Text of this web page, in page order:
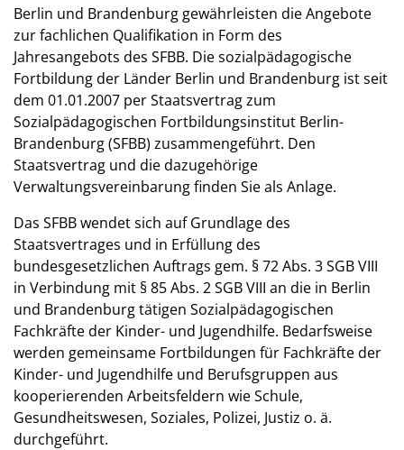
Berlin und Brandenburg gewährleisten die Angebote
zur fachlichen Qualifikation in Form des
Jahresangebots des SFBB. Die sozialpädagogische
Fortbildung der Länder Berlin und Brandenburg ist seit
dem 01.01.2007 per Staatsvertrag zum
Sozialpädagogischen Fortbildungsinstitut Berlin-
Brandenburg (SFBB) zusammengeführt. Den
Staatsvertrag und die dazugehörige
Verwaltungsvereinbarung finden Sie als Anlage.
Das SFBB wendet sich auf Grundlage des
Staatsvertrages und in Erfüllung des
bundesgesetzlichen Auftrags gem. § 72 Abs. 3 SGB VIII
in Verbindung mit § 85 Abs. 2 SGB VIII an die in Berlin
und Brandenburg tätigen Sozialpädagogischen
Fachkräfte der Kinder- und Jugendhilfe. Bedarfsweise
werden gemeinsame Fortbildungen für Fachkräfte der
Kinder- und Jugendhilfe und Berufsgruppen aus
kooperierenden Arbeitsfeldern wie Schule,
Gesundheitswesen, Soziales, Polizei, Justiz o. ä.
durchgeführt.